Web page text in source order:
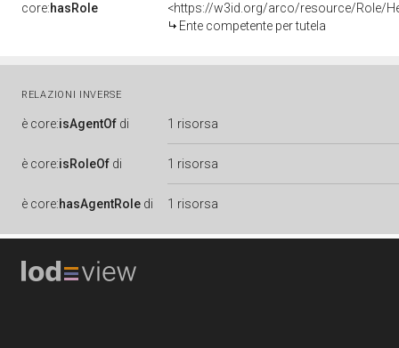
core:hasRole
<https://w3id.org/arco/resource/Role/
Ente competente per tutela
RELAZIONI INVERSE
è core:isAgentOf di 1 risorsa
è core:isRoleOf di 1 risorsa
è core:hasAgentRole di 1 risorsa